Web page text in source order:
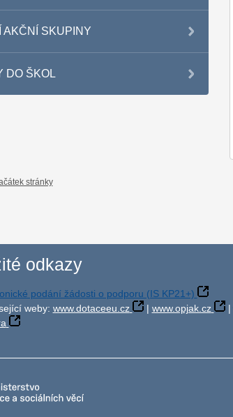
AKČNÍ SKUPINY
DO ŠKOL
stránky
odkazy
podání žádosti o podporu (IS KP21+)
weby: www.dotaceeu.cz | www.opjak.cz |